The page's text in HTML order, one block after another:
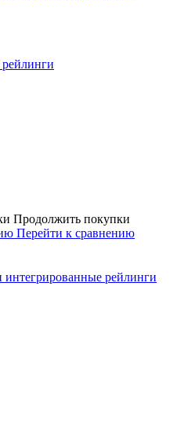
Продолжить покупки
Перейти к сравнению
рейлинги